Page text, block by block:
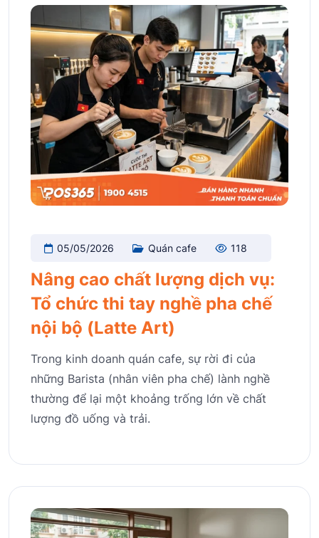
05/05/2026 Quán cafe 118
Nâng cao chất lượng dịch vụ:
Tổ chức thi tay nghề pha chế
nội bộ (Latte Art)
Trong kinh doanh quán cafe, sự rời đi của
những Barista (nhân viên pha chế) lành nghề
thường để lại một khoảng trống lớn về chất
lượng đồ uống và trải.